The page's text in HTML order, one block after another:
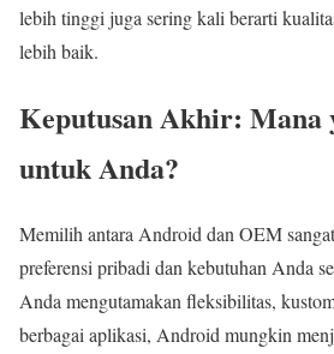
lebih tinggi juga sering kali berarti
lebih baik.
Keputusan Akhir: Mana
untuk Anda?
Memilih antara Android dan OEM
preferensi pribadi dan kebutuhan Anda
Anda mengutamakan fleksibilitas,
berbagai aplikasi, Android mungkin